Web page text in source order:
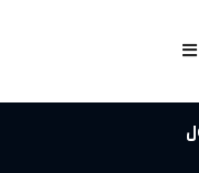
الرئيسية
الصفوف